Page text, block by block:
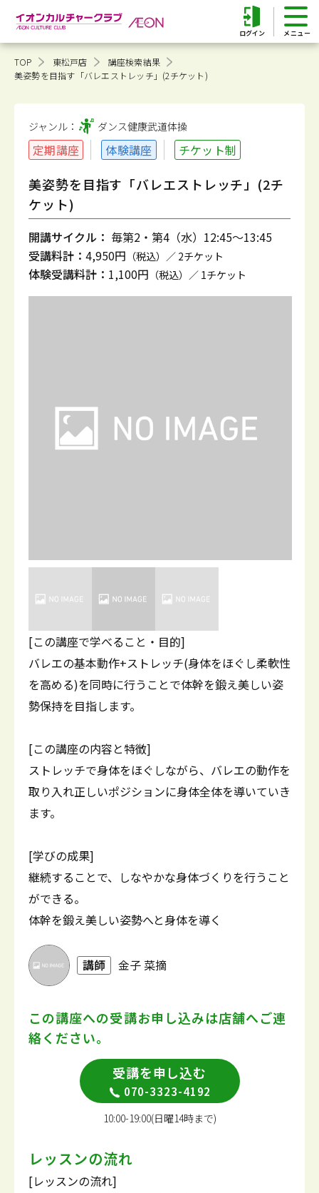
ログイン
TOP 東松戸店
講座検索結果
美姿勢を目指す「バレエストレッチ」(2チケット)
ジャンル： ダンス健康武道体操
定期講座 体験講座 チケット制
美姿勢を目指す「バレエストレッチ」(2チ
ケット)
開講サイクル： 毎第2・第4（水）12:45～13:45
受講料計： 4,950円 （税込）／ 2チケット
体験受講料計： 1,100円 （税込）／ 1チケット
[この講座で学べること・目的]
バレエの基本動作+ストレッチ(身体をほぐし柔軟性
を高める)を同時に行うことで体幹を鍛え美しい姿
勢保持を目指します。
[この講座の内容と特徴]
ストレッチで身体をほぐしながら、バレエの動作を
取り入れ正しいポジションに身体全体を導いていき
ます。
[学びの成果]
継続することで、しなやかな身体づくりを行うこと
ができる。
体幹を鍛え美しい姿勢へと身体を導く
講師 金子 菜摘
この講座への受講お申し込みは店舗へご連
絡ください。
受講を申し込む
070-3323-4192
10:00-19:00(日曜14時まで)
レッスンの流れ
[レッスンの流れ]